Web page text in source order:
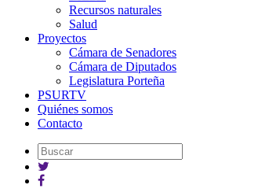
Recursos naturales
Salud
Proyectos
Cámara de Senadores
Cámara de Diputados
Legislatura Porteña
PSURTV
Quiénes somos
Contacto